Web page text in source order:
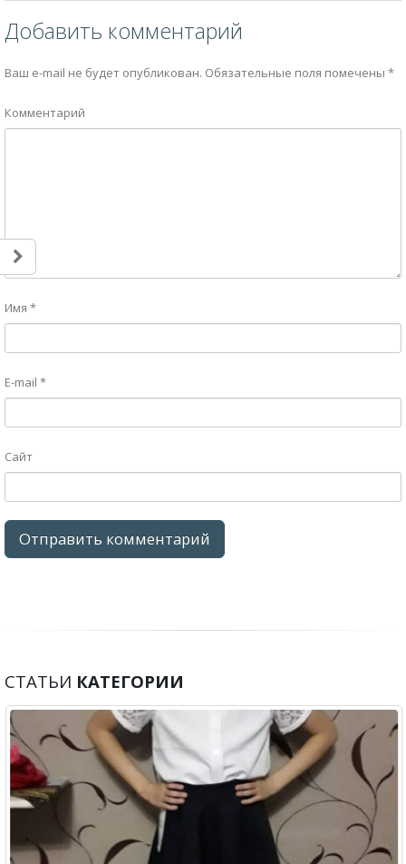
E-mail*
СТАТЬИКАТЕГОРИИ
Ноя
Вещевая помощь обратившимся
Церковная социальная служба продолжает оказывать
вещевую помощь обратившимся за ней гражданам. Семьи,
испытывающие определенные материальные трудности,...
Подробнее